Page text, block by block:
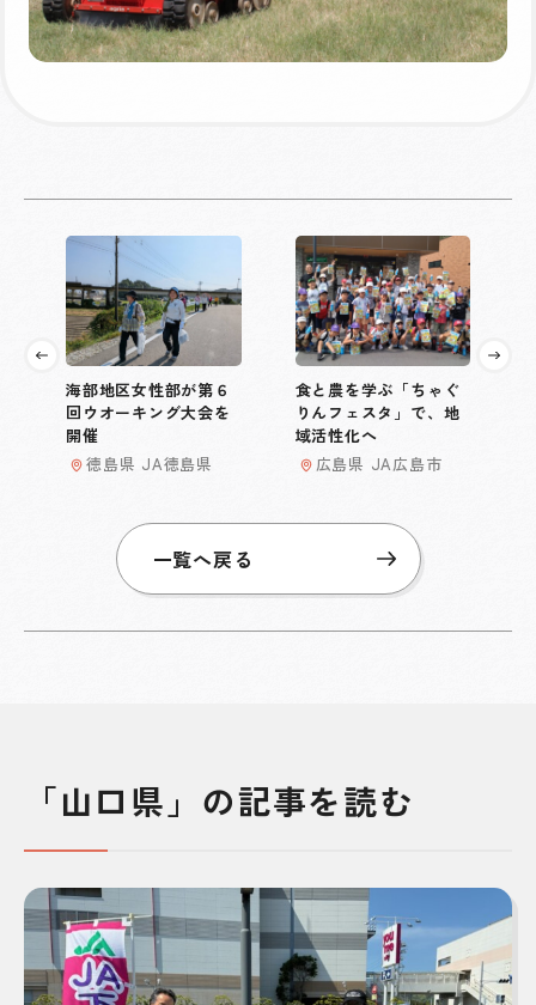
海部地区女性部が第６
回ウオーキング大会を
開催
徳島県 JA徳島県
食と農を学ぶ「ちゃぐ
りんフェスタ」で、地
域活性化へ
広島県 JA広島市
一覧へ戻る
「山口県」の記事を読む